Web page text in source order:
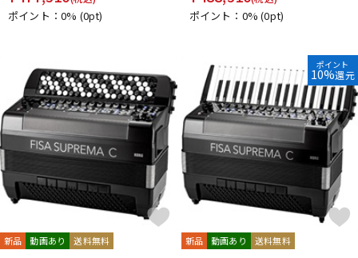
ポイント：0% (0pt) ポイント：0%(0pt)
新品 動画あり 送料無料
ポイント
10%還元
新品 動画あり 送料無料